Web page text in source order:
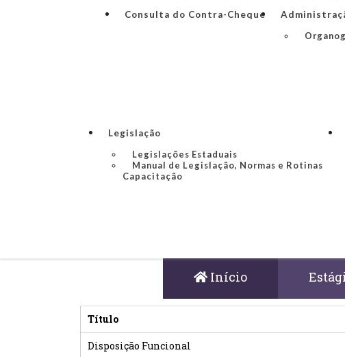
Consulta do Contra-Cheque
Legislação
Legislações Estaduais
Manual de Legislação, Normas e Rotinas
Capacitação
Início
Título
Disposição Funcional